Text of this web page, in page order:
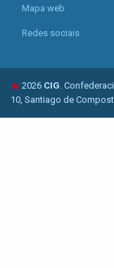
Mapa web
Redes sociais
2026 CIG.
10, Santiago de